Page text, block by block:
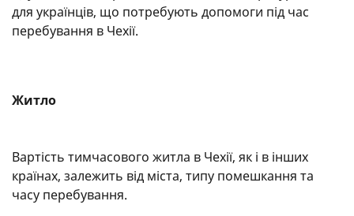
для українців, що потребують допомоги під час
перебування в Чехії.
Житло
Вартість тимчасового житла в Чехії, як і в інших
країнах, залежить від міста, типу помешкання та
часу перебування.